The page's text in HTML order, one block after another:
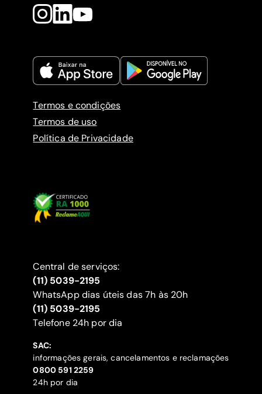
Termos e condições
Termos de uso
Política de Privacidade
Central de serviços:
(11) 5039-2195
WhatsApp dias úteis das 7h às 20h
(11) 5039-2195
‍Telefone 24h por dia
SAC:
informações gerais, cancelamentos e reclamações
‍0800 591 2259
24h por dia